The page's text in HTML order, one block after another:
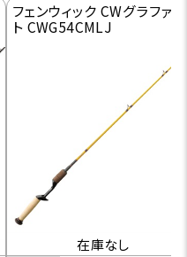
フェンウィック CWグラファイ
ト CWG54CMLJ
在庫なし